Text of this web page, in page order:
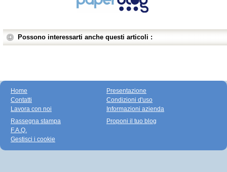
Possono interessarti anche questi articoli :
Home
Contatti
Lavora con noi
Presentazione
Condizioni d'uso
Informazioni azienda
Rassegna stampa
F.A.Q.
Gestisci i cookie
Proponi il tuo blog